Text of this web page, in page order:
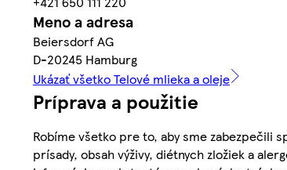
Meno a adresa
Beiersdorf AG
D-20245 Hamburg
Ukázať všetko Telové mlieka a oleje
Príprava a použitie
Robíme všetko pre to, aby sme zabezpečili
prísady, obsah výživy, diétnych zložiek a